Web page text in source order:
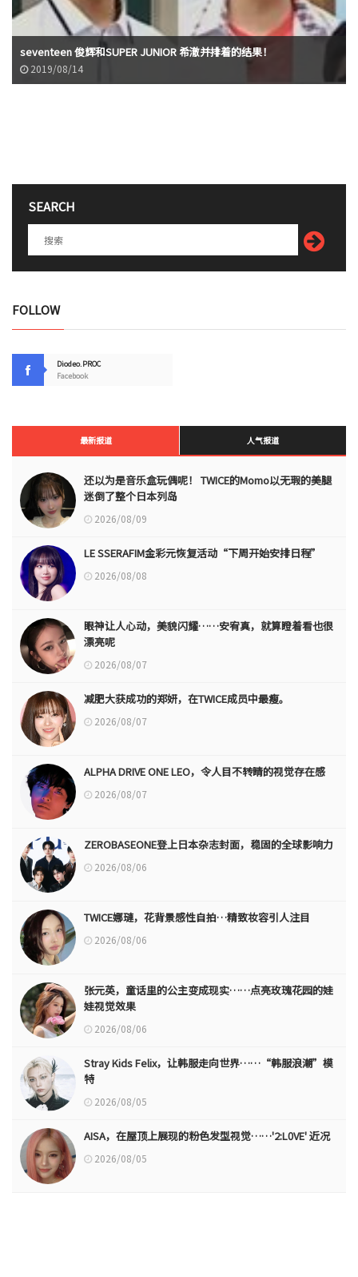
seventeen 俊辉和SUPER JUNIOR 希澈并排着的结果！
2019/08/14
SEARCH
FOLLOW
Diodeo.PROC
Facebook
最新报道 人气报道
还以为是音乐盒玩偶呢！ TWICE的Momo以无瑕的美腿
迷倒了整个日本列岛
2026/08/09
LE SSERAFIM金彩元恢复活动“下周开始安排日程”
2026/08/08
眼神让人心动，美貌闪耀……安宥真，就算瞪着看也很
漂亮呢
2026/08/07
减肥大获成功的郑妍，在TWICE成员中最瘦。
2026/08/07
ALPHA DRIVE ONE LEO，令人目不转睛的视觉存在感
2026/08/07
ZEROBASEONE登上日本杂志封面，稳固的全球影响力
2026/08/06
TWICE娜璉，花背景感性自拍…精致妆容引人注目
2026/08/06
张元英，童话里的公主变成现实……点亮玫瑰花园的娃
娃视觉效果
2026/08/06
Stray Kids Felix，让韩服走向世界……“韩服浪潮”模
特
2026/08/05
AISA，在屋顶上展现的粉色发型视觉……'2:L0VE' 近况
2026/08/05